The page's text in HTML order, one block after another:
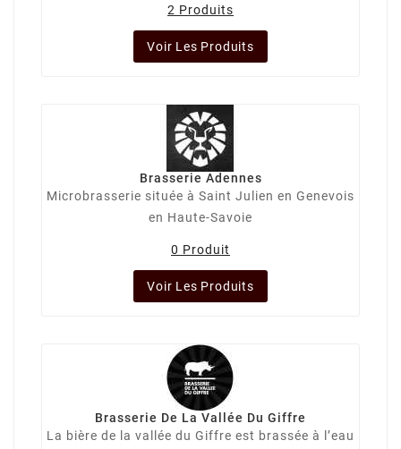
2 Produits
Voir Les Produits
Brasserie Adennes
Microbrasserie située à Saint Julien en Genevois
en Haute-Savoie
0 Produit
Voir Les Produits
Brasserie De La Vallée Du Giffre
La bière de la vallée du Giffre est brassée à l’eau